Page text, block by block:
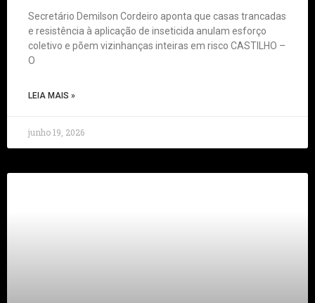
Secretário Demilson Cordeiro aponta que casas trancadas
e resistência à aplicação de inseticida anulam esforço
coletivo e põem vizinhanças inteiras em risco CASTILHO –
O
LEIA MAIS »
junho 19, 2026